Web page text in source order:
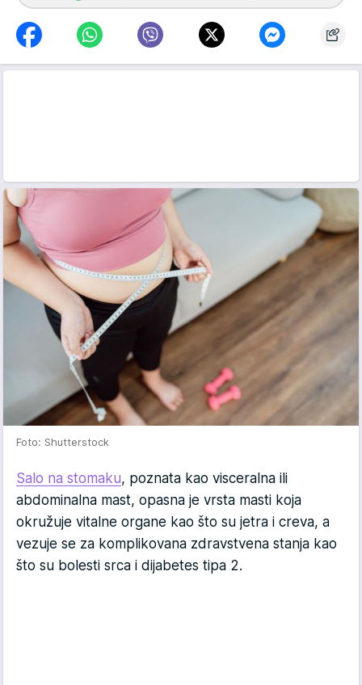
Foto: Shutterstock
Salo na stomaku, poznata kao visceralna ili
abdominalna mast, opasna je vrsta masti koja
okružuje vitalne organe kao što su jetra i creva, a
vezuje se za komplikovana zdravstvena stanja kao
što su bolesti srca i dijabetes tipa 2.